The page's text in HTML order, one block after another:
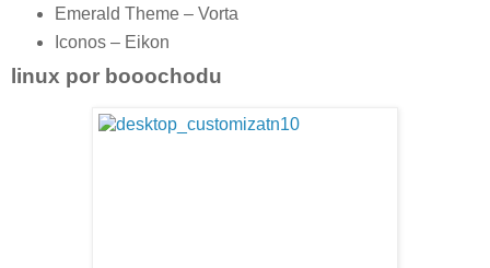
Emerald Theme – Vorta
Iconos – Eikon
linux por booochodu